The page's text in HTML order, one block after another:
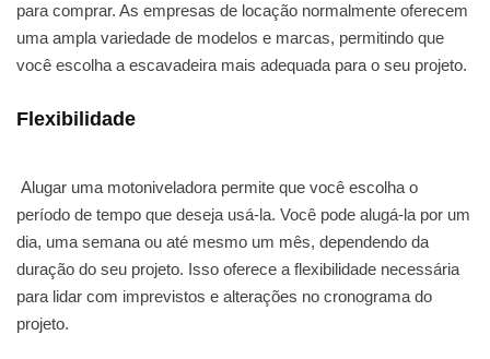
para comprar. As empresas de locação normalmente oferecem
uma ampla variedade de modelos e marcas, permitindo que
você escolha a escavadeira mais adequada para o seu projeto.
Flexibilidade
Alugar uma motoniveladora permite que você escolha o
período de tempo que deseja usá-la. Você pode alugá-la por um
dia, uma semana ou até mesmo um mês, dependendo da
duração do seu projeto. Isso oferece a flexibilidade necessária
para lidar com imprevistos e alterações no cronograma do
projeto.